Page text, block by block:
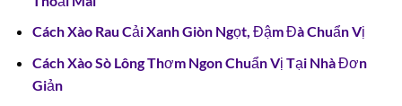
Cách Xào Rau Cải Xanh Giòn Ngọt, Đậm Đà Chuẩn Vị
Cách Xào Sò Lông Thơm Ngon Chuẩn Vị Tại Nhà Đơn
Giản